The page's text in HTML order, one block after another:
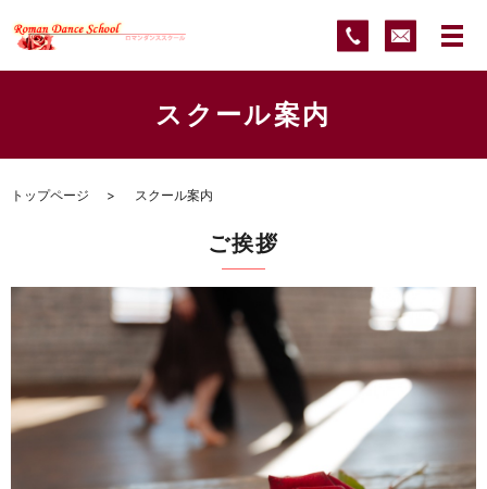
スクール案内
トップページ スクール案内
ご挨拶